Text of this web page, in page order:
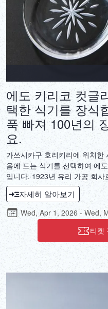
에도 키리코 컷글
택한 식기를 장식
푹 빠져 100년의
요.
가쓰시카구 호리키리에 위치
음에 드는 식기를 선택하여 에
입니다. 1923년 유리 가공 회
안 유리 가공 기술을 끊임없이
에도 키리코 유리 제품은 일상
의 예술 작품입니다. 일상의 식
리 공예를 통해 찬란한 광채 속
자세히 알아보기
Wed, Apr 1, 2026 - Wed,
티켓